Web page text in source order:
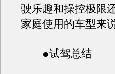
驶乐趣和操控极限
家庭使用的车型来
●试驾总结